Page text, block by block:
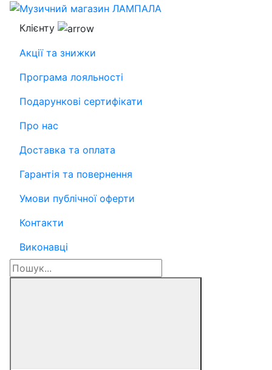
Клієнту
Акції та знижки
Програма лояльності
Подарункові сертифікати
Про нас
Доставка та оплата
Гарантія та повернення
Умови публічної оферти
Контакти
Виконавці